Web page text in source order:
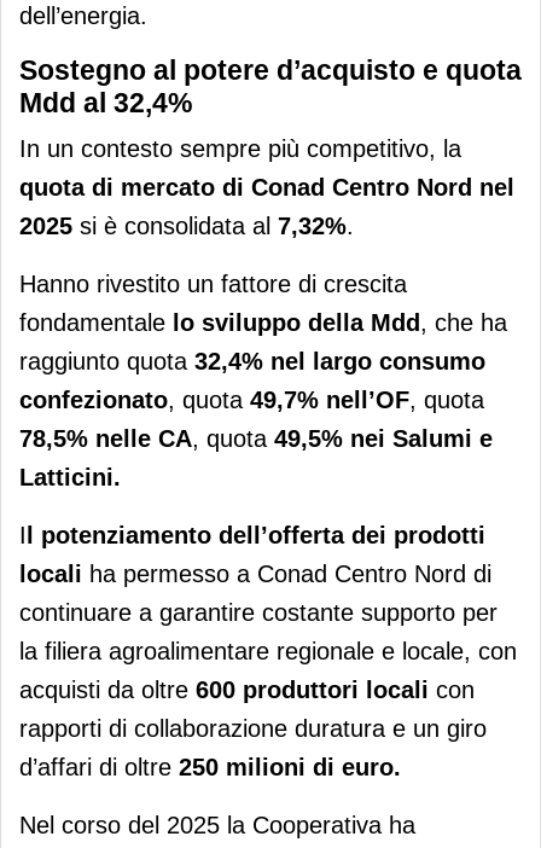
dell’energia.
Sostegno al potere d’acquisto e quota
Mdd al 32,4%
In un contesto sempre più competitivo, la
quota di mercato di Conad Centro Nord nel
2025 si è consolidata al 7,32%.
Hanno rivestito un fattore di crescita
fondamentale lo sviluppo della Mdd, che ha
raggiunto quota 32,4% nel largo consumo
confezionato, quota 49,7% nell’OF, quota
78,5% nelle CA, quota 49,5% nei Salumi e
Latticini.
Il potenziamento dell’offerta dei prodotti
locali ha permesso a Conad Centro Nord di
continuare a garantire costante supporto per
la filiera agroalimentare regionale e locale, con
acquisti da oltre 600 produttori locali con
rapporti di collaborazione duratura e un giro
d’affari di oltre 250 milioni di euro.
Nel corso del 2025 la Cooperativa ha